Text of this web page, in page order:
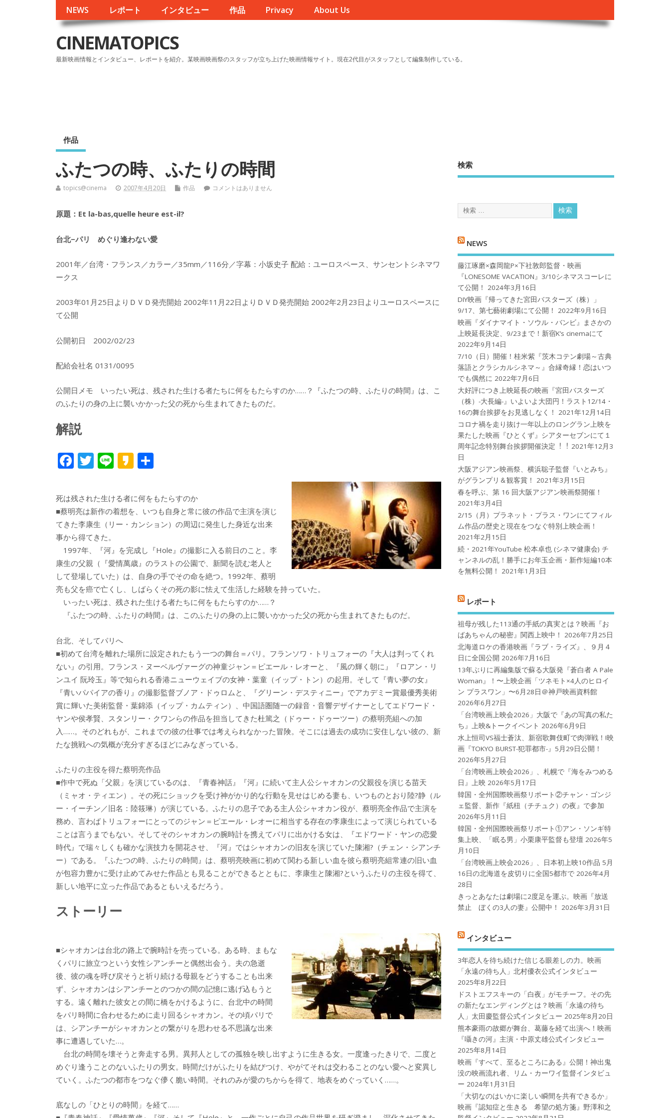
NEWS レポート インタビュー 作品 Privacy About Us
CINEMATOPICS
最新映画情報とインタビュー、レポートを紹介。某映画映画祭のスタッフが立ち上げた映画情報サイト。現在2代目がスタッフとして編集制作している。
作品
ふたつの時、ふたりの時間
topics@cinema 2007年4月20日 作品 コメントはありません
原題：Et la-bas,quelle heure est-il?
台北−パリ めぐり逢わない愛
2001年／台湾・フランス／カラー／35mm／116分／字幕：小坂史子 配給：ユーロスペース、サンセントシネマワ
ークス
2003年01月25日よりＤＶＤ発売開始 2002年11月22日よりＤＶＤ発売開始 2002年2月23日よりユーロスペースに
て公開
公開初日 2002/02/23
配給会社名 0131/0095
公開日メモ いったい死は、残された生ける者たちに何をもたらすのか……？『ふたつの時、ふたりの時間』は、こ
のふたりの身の上に襲いかかった父の死から生まれてきたものだ。
解説
F
e
b
o
o
k
T
itt
er
Li
e
K
k
a
o
死は残された生ける者に何をもたらすのか
■蔡明亮は新作の着想を、いつも自身と常に彼の作品で主演を演じ
てきた李康生（リー・カンション）の周辺に発生した身近な出来
事から得てきた。
1997年、『河』を完成し『Hole』の撮影に入る前日のこと。李
康生の父親（『愛情萬歳』のラストの公園で、新聞を読む老人と
して登場していた）は、自身の手でその命を絶つ。1992年、蔡明
亮も父を癌で亡くし、しばらくその死の影に怯えて生活した経験を持っていた。
いったい死は、残された生ける者たちに何をもたらすのか……？
『ふたつの時、ふたりの時間』は、このふたりの身の上に襲いかかった父の死から生まれてきたものだ。
台北、そしてパリへ
■初めて台湾を離れた場所に設定されたもう一つの舞台＝パリ。フランソワ・トリュフォーの『大人は判ってくれ
ない』の引用。フランス・ヌーベルヴァーグの神童ジャン＝ピエール・レオーと、『風の輝く朝に』『ロアン・リ
ンユイ 阮玲玉』等で知られる香港ニューウェイブの女神・葉童（イップ・トン）の起用。そして『青い夢の女』
『青いパパイアの香り』の撮影監督ブノア・ドゥロムと、『グリーン・デスティニー』でアカデミー賞最優秀美術
賞に輝いた美術監督・葉錦添（イップ・カムティン）、中国語圏随一の録音・音響デザイナーとしてエドワード・
ヤンや侯孝賢、スタンリー・クワンらの作品を担当してきた杜篤之（ドゥー・ドゥーツー）の蔡明亮組への加
入……。そのどれもが、これまでの彼の仕事では考えられなかった冒険。そこには過去の成功に安住しない彼の、新
たな挑戦への気概が充分すぎるほどにみなぎっている。
ふたりの主役を得た蔡明亮作品
■作中で死ぬ「父親」を演じているのは、『青春神話』『河』に続いて主人公シャオカンの父親役を演じる苗天
（ミャオ・ティエン）。その死にショックを受け神がかり的な行動を見せはじめる妻も、いつものとおり陸?静（ル
ー・イーチン／旧名：陸筱琳）が演じている。ふたりの息子である主人公シャオカン役が、蔡明亮全作品で主演を
務め、言わばトリュフォーにとってのジャン＝ピエール・レオーに相当する存在の李康生によって演じられている
ことは言うまでもない。そしてそのシャオカンの腕時計を携えてパリに出かける女は、『エドワード・ヤンの恋愛
時代』で瑞々しくも確かな演技力を開花させ、『河』ではシャオカンの旧友を演じていた陳湘?（チェン・シアンチ
ー）である。『ふたつの時、ふたりの時間』は、蔡明亮映画に初めて関わる新しい血を彼ら蔡明亮組常連の旧い血
が包容力豊かに受け止めてみせた作品とも見ることができるとともに、李康生と陳湘?というふたりの主役を得て、
新しい地平に立った作品であるともいえるだろう。
ストーリー
■シャオカンは台北の路上で腕時計を売っている。ある時、まもな
くパリに旅立つという女性シアンチーと偶然出会う。夫の急逝
後、彼の魂を呼び戻そうと祈り続ける母親をどうすることも出来
ず、シャオカンはシアンチーとのつかの間の記憶に逃げ込もうと
する。遠く離れた彼女との間に橋をかけるように、台北中の時間
をパリ時間に合わせるために走り回るシャオカン。その頃パリで
は、シアンチーがシャオカンとの繋がりを思わせる不思議な出来
事に遭遇していた…。
台北の時間を壊そうと奔走する男。異邦人としての孤独を映し出すように生きる女。一度逢ったきりで、二度と
めぐり逢うことのないふたりの男女。時間だけがふたりを結びつけ、やがてそれは交わることのない愛へと変異し
ていく。ふたつの都市をつなぐ儚く脆い時間。それのみが愛のちからを得て、地表をめぐっていく……。
底なしの「ひとりの時間」を経て……
検索
NEWS
藤江琢磨×森岡龍P×下社敦郎監督・映画
『LONESOME VACATION』3/10シネマスコーレに
て公開！
2024年3月16日
DIY映画『帰ってきた宮田バスターズ（株）」
9/17、第七藝術劇場にて公開！
2022年9月16日
映画『ダイナマイト・ソウル・バンビ』まさかの
上映延長決定、9/23まで！新宿K’s cinemaにて
2022年9月14日
7/10（日）開催！桂米紫『茨木コテン劇場～古典
落語とクラシカルシネマ～』合縁奇縁！恋はいつ
でも偶然に 2022年7月6日
大好評につき上映延長の映画『宮田バスターズ
（株）-大長編-』いよいよ大団円！ラスト12/14・
16の舞台挨拶をお見逃しなく！
2021年12月14日
コロナ禍を⾛り抜け⼀年以上のロングラン上映を
果たした映画『ひとくず』シアターセブンにて１
周年記念特別舞台挨拶開催決定︕︕ 2021年12月3
日
大阪アジアン映画祭、横浜聡子監督『いとみち』
がグランプリ＆観客賞！
2021年3月15日
春を呼ぶ、第 16 回大阪アジアン映画祭開催！
2021年3月4日
2/15（月）プラネット・プラス・ワンにてフィル
ム作品の歴史と現在をつなぐ特別上映企画！
2021年2月15日
続・2021年YouTube 松本卓也 (シネマ健康会) チ
ャンネルの乱！勝手にお年玉企画・新作短編10本
を無料公開！
2021年1月3日
レポート
祖母が残した113通の手紙の真実とは？映画『お
ばあちゃんの秘密』関西上映中！
2026年7月25日
北海道ロケの香港映画『ラブ・ライズ』、９月４
日に全国公開 2026年7月16日
13年ぶりに再編集版で蘇る大阪発『蒼白者 A Pale
Woman』！〜上映企画「ツネモト×4人のヒロイ
ン プラスワン」〜6月28日＠神戸映画資料館
2026年6月27日
「台湾映画上映会2026」大阪で『あの写真の私た
ち』上映&トークイベント 2026年6月9日
水上恒司VS福士蒼汰、新宿歌舞伎町で肉弾戦！!映
画『TOKYO BURST-犯罪都市-』5月29日公開！
2026年5月27日
「台湾映画上映会2026」、札幌で『海をみつめる
日』上映 2026年5月17日
韓国・全州国際映画祭リポート②チャン・ゴンジ
ェ監督、新作『紙杻（チチュク）の夜』で参加
2026年5月11日
韓国・全州国際映画祭リポート①アン・ソンギ特
集上映、「眠る男」小栗康平監督も登壇 2026年5
月10日
「台湾映画上映会2026」、日本初上映10作品 5月
16日の北海道を皮切りに全国5都市で 2026年4月
28日
きっとあなたは劇場に2度足を運ぶ。映画『放送
禁止 ぼくの3人の妻』公開中！
2026年3月31日
インタビュー
3年恋人を待ち続けた信じる眼差しの力。映画
「永遠の待ち人」北村優衣公式インタビュー
2025年8月22日
ドストエフスキーの「白夜」がモチーフ。その先
の新たなエンディングとは？映画「永遠の待ち
人」太田慶監督公式インタビュー 2025年8月20日
熊本豪雨の故郷が舞台、葛藤を経て出演へ！映画
『囁きの河』主演・中原丈雄公式インタビュー
2025年8月14日
映画『すべて、至るところにある』公開！神出鬼
没の映画流れ者、リム・カーワイ監督インタビュ
ー 2024年1月31日
「大切なのはいかに楽しい瞬間を共有できるか」
映画『認知症と生きる 希望の処方箋』野澤和之